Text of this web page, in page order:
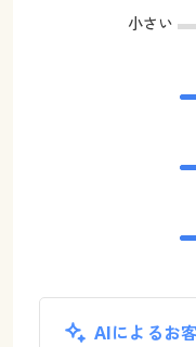
小さい
AIによるお